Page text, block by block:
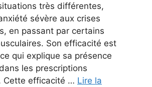
très différentes,
sévère aux crises
en passant par certains
Son efficacité est
qui explique sa présence
les prescriptions
Cette efficacité … Lire la